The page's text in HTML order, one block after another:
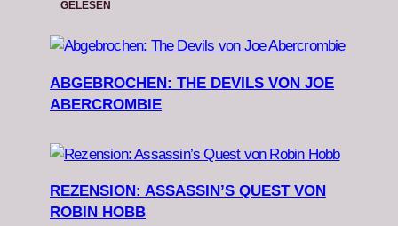
GELESEN
ABGEBROCHEN: THE DEVILS VON JOE
ABERCROMBIE
REZENSION: ASSASSIN’S QUEST VON
ROBIN HOBB